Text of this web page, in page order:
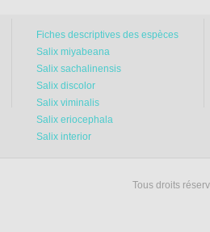
Fiches descriptives des espèces
Salix miyabeana
Salix sachalinensis
Salix discolor
Salix viminalis
Salix eriocephala
Salix interior
Tous droits
Disons que… tout avis
Merci du fond du
cette année.
Vous êtes des centaines